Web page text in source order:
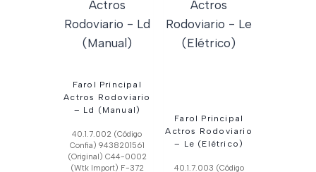
Farol Principal
Actros Rodoviario
– Ld (Manual)
40.1.7.002 (Código
Confia) 9438201561
(Original) C44-0002
(Wtk Import) F-372
Farol Principal
Actros Rodoviario
– Le (Elétrico)
40.1.7.003 (Código